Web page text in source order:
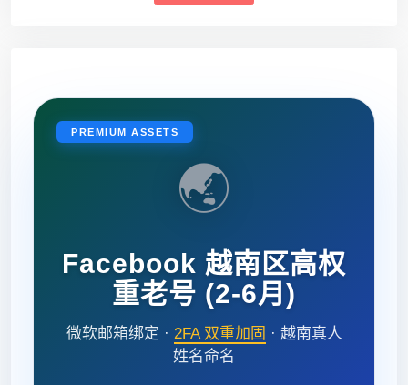
PREMIUM ASSETS
🌏
Facebook 越南区高权
重老号 (2-6月)
微软邮箱绑定 · 2FA 双重加固 · 越南真人
姓名命名